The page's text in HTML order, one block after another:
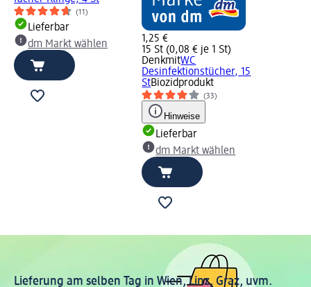
(11)
Lieferbar
dm Markt wählen
1,25 €
15 St (0,08 € je 1 St)
DenkmitWC
Desinfektionstücher, 15
StBiozidprodukt
(33)
Hinweise
Lieferbar
dm Markt wählen
Lieferung am selben Tag in Wien, Linz, Graz, uvm.